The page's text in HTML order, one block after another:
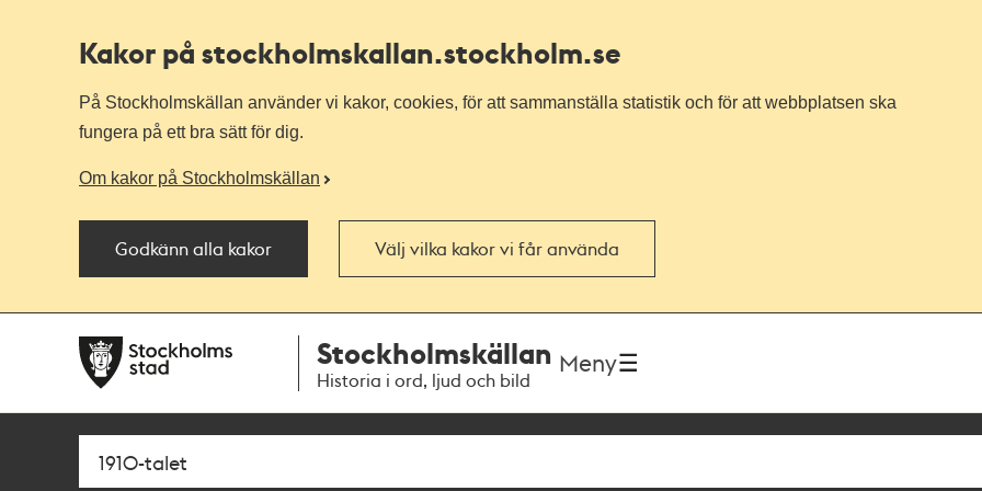
Kakor på stockholmskallan.stockholm.se
På Stockholmskällan använder vi kakor, cookies, för att sammanställa statistik och för att webbplatsen ska
fungera på ett bra sätt för dig.
Om kakor på Stockholmskällan
Godkänn alla kakor Välj vilka kakor vi får använda
navigationen
huvudinnehållet
Stockholmskällan
Historia i ord, ljud och bild
Meny
Sök